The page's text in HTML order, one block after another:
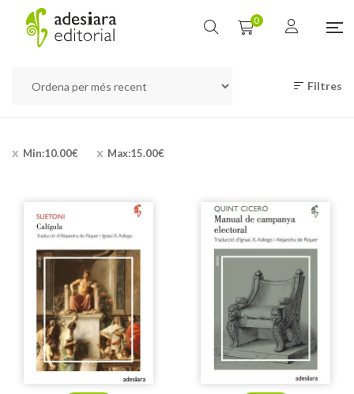
0
Filtres
Min:10.00€ Max:15.00€